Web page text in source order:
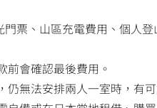
門票、山區充電費用、個人登
會確認最後費用。
無法安排兩人一室時，有